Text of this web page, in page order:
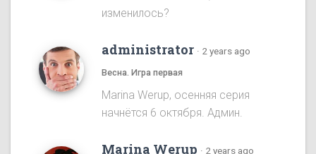
изменилось?
administrator · 2 years ago
Весна. Игра первая
Marina Werup, осенняя серия
начнётся 6 октября. Админ.
Marina Werup · 2 years ago